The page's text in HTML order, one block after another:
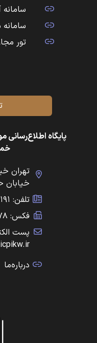
تور
پایگاه اطلاع‌رسانی
تهران
خیابان
تلفن: ۲۲۲۹۰۱۹۱-۰۲۱ الی ۵
فکس: ۲۲۲۹۰۴۷۸
پست
درباره‌ما